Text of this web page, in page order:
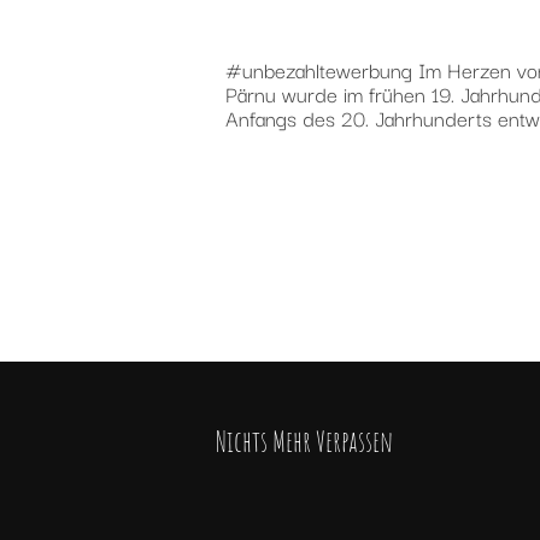
#unbezahltewerbung Im Herzen
Pärnu wurde im frühen 19.
Anfangs des 20. Jahrhunderts
Nichts Mehr Verpassen